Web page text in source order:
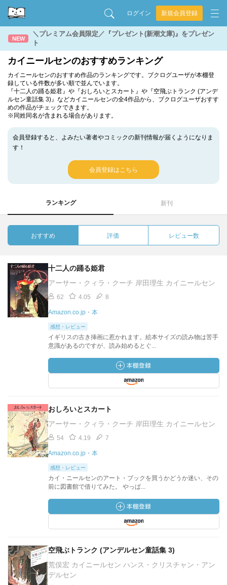
ログイン 新規会員登録
NEW
＼プレミアム会員限定／『プレゼント(新潮文庫)』をプレゼン
ト
カイニールセンのおすすめランキング
カイニールセンのおすすめ作品のランキングです。ブクログユーザが本棚登
録している件数が多い順で並んでいます。
『十二人の踊る姫君』や『おしろいとスカート』や『空飛ぶトランク (アンデ
ルセン童話集 3)』などカイニールセンの全4作品から、ブクログユーザおすす
めの作品がチェックできます。
※同姓同名が含まれる場合があります。
会員登録すると、よみたい著者やコミックの新刊情報が届くようになりま
す！
会員登録はこちら
ランキング 新刊
おすすめ 評価 レビュー数
十二人の踊る姫君
アーサー・クィラ・クーチ 岸田理生 カイニールセン
62 4.05 8
Amazon.co.jp・本
感想・レビュー
イギリスの古き挿画に惹かれます。絵本サイズの読み物は苦手
意識があるのですが、読み始めるとぐ...
おしろいとスカート
アーサー・クィラ・クーチ 岸田理生 カイニールセン
54 4.19 7
Amazon.co.jp・本
感想・レビュー
カイ・ニールセンのアート・ブックを買うかどうか迷い、その
前に図書館で借りてみた。 やっぱ...
空飛ぶトランク (アンデルセン童話集 3)
荒俣宏 カイニールセン ハンス・クリスチャン・アン
デルセン